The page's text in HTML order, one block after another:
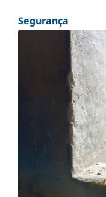
Segurança